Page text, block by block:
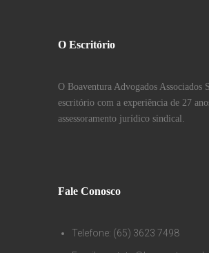
O Escritório
O Boaventura Advogados Associados
escritório com a experiência de 27
assessoramento jurídico sindical.
Fale Conosco
Telefone: (65) 3623 7498